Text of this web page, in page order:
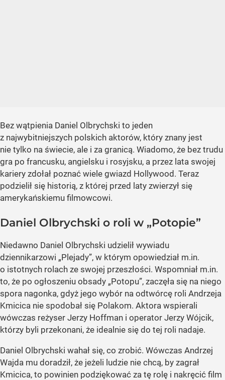
Bez wątpienia Daniel Olbrychski to jeden
z najwybitniejszych polskich aktorów, który znany jest
nie tylko na świecie, ale i za granicą. Wiadomo, że bez trudu
gra po francusku, angielsku i rosyjsku, a przez lata swojej
kariery zdołał poznać wiele gwiazd Hollywood. Teraz
podzielił się historią, z której przed laty zwierzył się
amerykańskiemu filmowcowi.
Daniel Olbrychski o roli w „Potopie”
Niedawno Daniel Olbrychski udzielił wywiadu
dziennikarzowi „Plejady”, w którym opowiedział m.in.
o istotnych rolach ze swojej przeszłości. Wspomniał m.in.
to, że po ogłoszeniu obsady „Potopu”, zaczęła się na niego
spora nagonka, gdyż jego wybór na odtwórcę roli Andrzeja
Kmicica nie spodobał się Polakom. Aktora wspierali
wówczas reżyser Jerzy Hoffman i operator Jerzy Wójcik,
którzy byli przekonani, że idealnie się do tej roli nadaje.
Daniel Olbrychski wahał się, co zrobić. Wówczas Andrzej
Wajda mu doradził, że jeżeli ludzie nie chcą, by zagrał
Kmicica, to powinien podziękować za tę rolę i nakręcić film